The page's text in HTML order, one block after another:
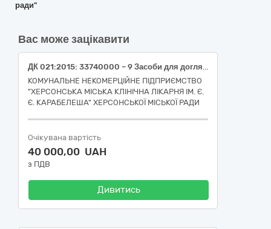
ради"
Вас може зацікавити
ДК 021:2015: 33740000 – 9 Засоби для догляду за руками та нігтями Серветка із неткан.матеріалу просоч 70% ізопр.спиртом, розмір 56х65 Серветки для дезінфекції та очищення медичних виробів «Неосептін Перевін (Neoseptin Perevin)», для УЗД
КОМУНАЛЬНЕ НЕКОМЕРЦІЙНЕ ПІДПРИЄМСТВО
"ХЕРСОНСЬКА МІСЬКА КЛІНІЧНА ЛІКАРНЯ ІМ. Є.
Є. КАРАБЕЛЕША" ХЕРСОНСЬКОЇ МІСЬКОЇ РАДИ
Очікувана вартість
40 000,00 UAH
з ПДВ
Дивитись